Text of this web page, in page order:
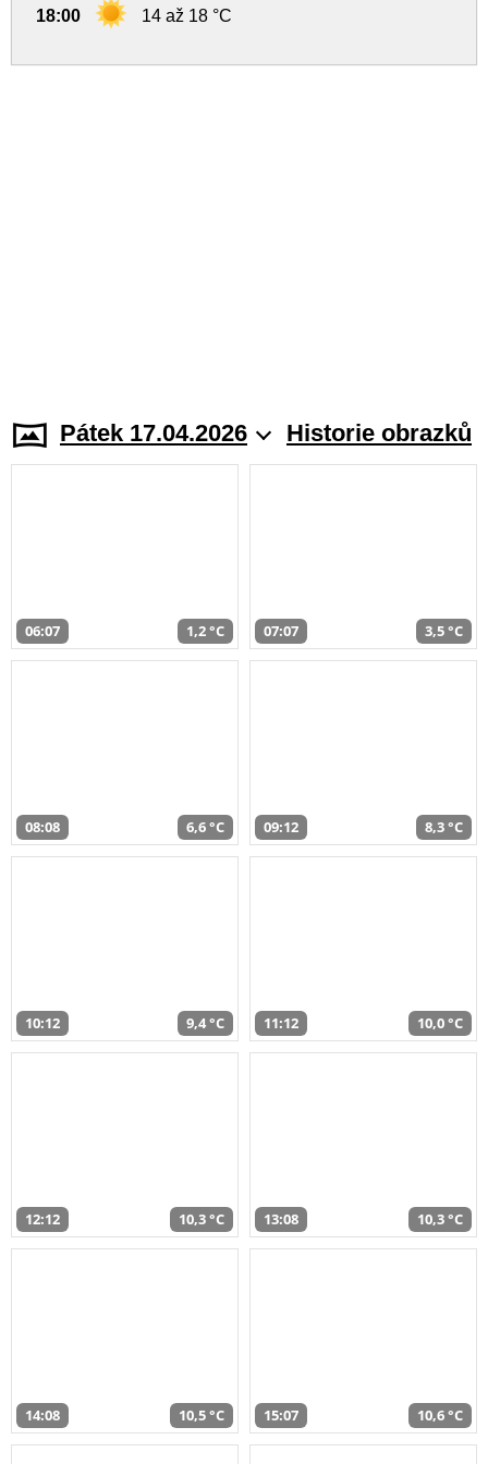
18:00 14 až 18 °C
Pátek 17.04.2026 Historie obrazků
06:07 1,2 °C 07:07 3,5 °C
08:08 6,6 °C 09:12 8,3 °C
10:12 9,4 °C 11:12 10,0 °C
12:12 10,3 °C 13:08 10,3 °C
14:08 10,5 °C 15:07 10,6 °C